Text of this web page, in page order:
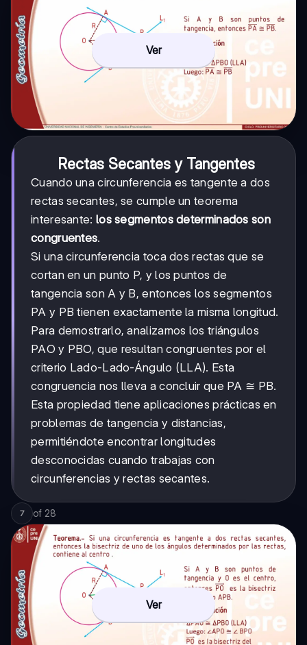
Ver
Rectas Secantes y Tangentes
Cuando una circunferencia es tangente a dos
rectas secantes, se cumple un teorema
interesante: los segmentos determinados son
congruentes.
Si una circunferencia toca dos rectas que se
cortan en un punto P, y los puntos de
tangencia son A y B, entonces los segmentos
PA y PB tienen exactamente la misma longitud.
Para demostrarlo, analizamos los triángulos
PAO y PBO, que resultan congruentes por el
criterio Lado-Lado-Ángulo (LLA). Esta
congruencia nos lleva a concluir que PA ≅ PB.
Esta propiedad tiene aplicaciones prácticas en
problemas de tangencia y distancias,
permitiéndote encontrar longitudes
desconocidas cuando trabajas con
circunferencias y rectas secantes.
7 of 28
Ver